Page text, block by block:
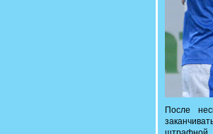
После